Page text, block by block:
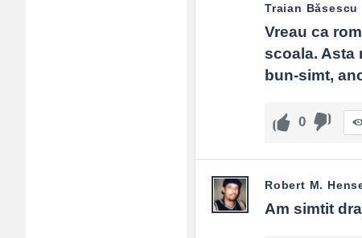
Traian Băsescu
Vreau ca
scoala. Asta
bun-simt,
0
Robert M.
Am simtit